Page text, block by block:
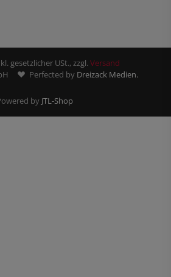
gesetzlicher USt., zzgl.Versand
Perfected by Dreizack Medien.
by JTL-Shop